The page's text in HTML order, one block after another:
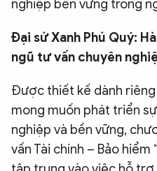
nghiệp bền vững trong
Đại sứ Xanh Phú Quý:
ngũ tư vấn chuyên
Được thiết kế dành
mong muốn phát triển
nghiệp và bền vững,
vấn Tài chính – Bảo hiểm